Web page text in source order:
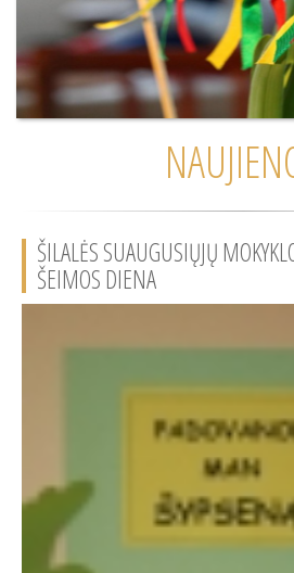
ŠILALĖS SUAUGUSIŲJŲ
ŠEIMOS DIENA